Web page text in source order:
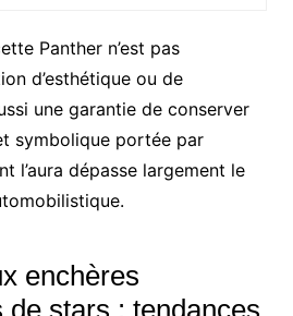
Panther n’est pas
d’esthétique ou de
une garantie de conserver
symbolique portée par
l’aura dépasse largement le
enchères